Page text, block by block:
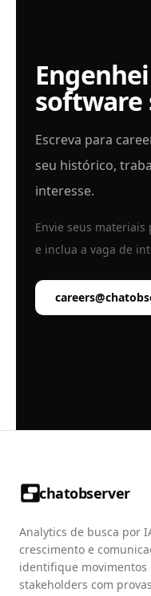
software
Escreva para
seu histórico,
interesse.
Envie seus materiais
e inclua a vaga de
chatobserver
Analytics de busca por
crescimento e
identifique movimentos
stakeholders com